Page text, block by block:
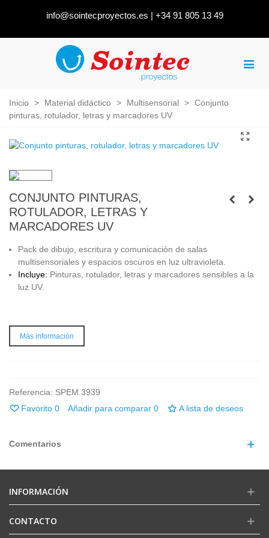
info@sointecproyectos.es | +34 91 805 13 49
Inicio > Material didáctico > Multisensorial > Conjunto
pinturas, rotulador, letras y marcadores UV
CONJUNTO PINTURAS,
ROTULADOR, LETRAS Y
MARCADORES UV
Pack de dibujo, escritura y comunicación de salas
multisensoriales y espacios oscuros en luz ultravioleta.
Incluye: Pinturas, rotulador, letras y marcadores sensibles a la
luz UV.
Más información
Referencia: SPEM.3939
Favorito 0 Añadir para comparar 0 A lista de deseos
Comentarios
INFORMACIÓN
CONTACTO